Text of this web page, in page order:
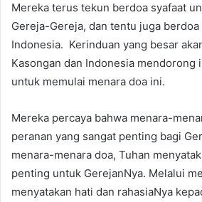
Mereka terus tekun berdoa syafaat
Gereja-Gereja, dan tentu juga
Indonesia. Kerinduan yang besar
Kasongan dan Indonesia
untuk memulai menara doa ini.
Mereka percaya bahwa menara-
peranan yang sangat penting bagi
menara-menara doa, Tuhan
penting untuk GerejanNya. Melalui
menyatakan hati dan rahasiaNya